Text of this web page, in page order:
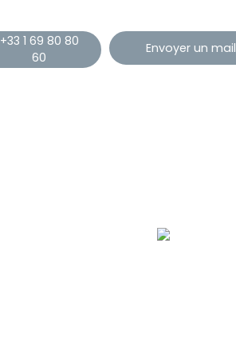
+33 1 69 80 80
60
Envoyer un mail